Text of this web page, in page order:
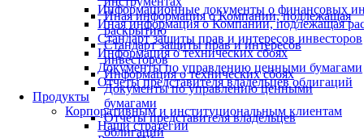
Информационные документы о финансовых
Иная информация о Компании, подлежащая
Стандарт защиты прав и интересов инвесторов
Информация о технических сбоях
Документы по управлению ценными бумагами
Отчеты представителя владельцев облигаций
Продукты
Корпоративным и институциональным клиентам
Наши стратегии
Иная информация о Компании, подлежащая
раскрытию
Стандарт защиты прав и интересов
инвесторов
Информация о технических сбоях
Документы по управлению ценными
бумагами
Отчеты представителя владельцев
облигаций